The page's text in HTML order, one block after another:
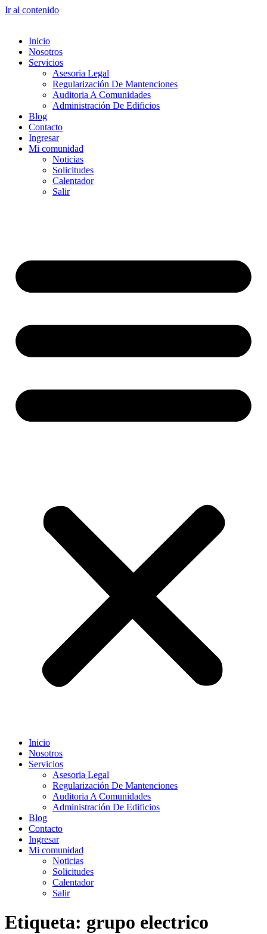
Ir al contenido
Inicio
Nosotros
Servicios
Asesoria Legal
Regularización De Mantenciones
Auditoria A Comunidades
Administración De Edificios
Blog
Contacto
Ingresar
Mi comunidad
Noticias
Solicitudes
Calentador
Salir
Inicio
Nosotros
Servicios
Asesoria Legal
Regularización De Mantenciones
Auditoria A Comunidades
Administración De Edificios
Blog
Contacto
Ingresar
Mi comunidad
Noticias
Solicitudes
Calentador
Salir
Etiqueta: grupo electrico